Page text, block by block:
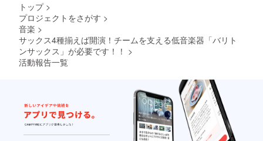
トップ >
プロジェクトをさがす >
音楽 >
サックス4種揃えば開演！チームを支える低音楽器「バリト
ンサックス」が必要です！！ >
活動報告一覧